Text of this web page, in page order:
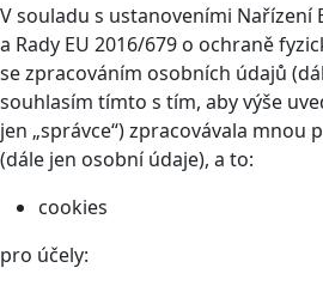
V souladu s ustanoveními Nařízení
a Rady EU 2016/679 o ochraně
se zpracováním osobních údajů
souhlasím tímto s tím, aby výše
jen „správce“) zpracovávala mnou
(dále jen osobní údaje), a to:
cookies
pro účely: